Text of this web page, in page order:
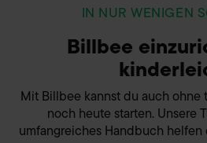
IN NUR WENIGEN
Billbee
Mit Billbee kannst du auch ohne
noch heute starten. Unsere
umfangreiches Handbuch